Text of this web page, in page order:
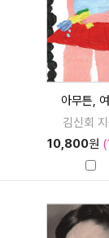
아무튼,
김신회
10,800원